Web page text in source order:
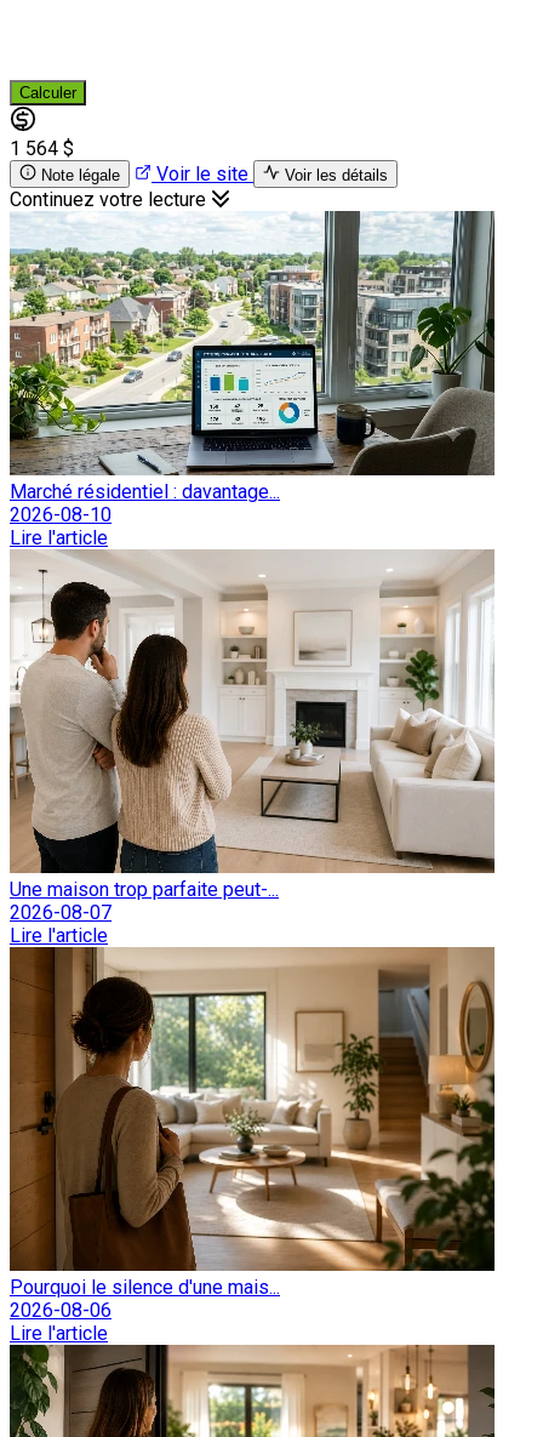
Calculer
1 564 $
Note légale Voir le site Voir les détails
Continuez votre lecture
Marché résidentiel : davantage...
2026-08-10
Lire l'article
Une maison trop parfaite peut-...
2026-08-07
Lire l'article
Pourquoi le silence d'une mais...
2026-08-06
Lire l'article